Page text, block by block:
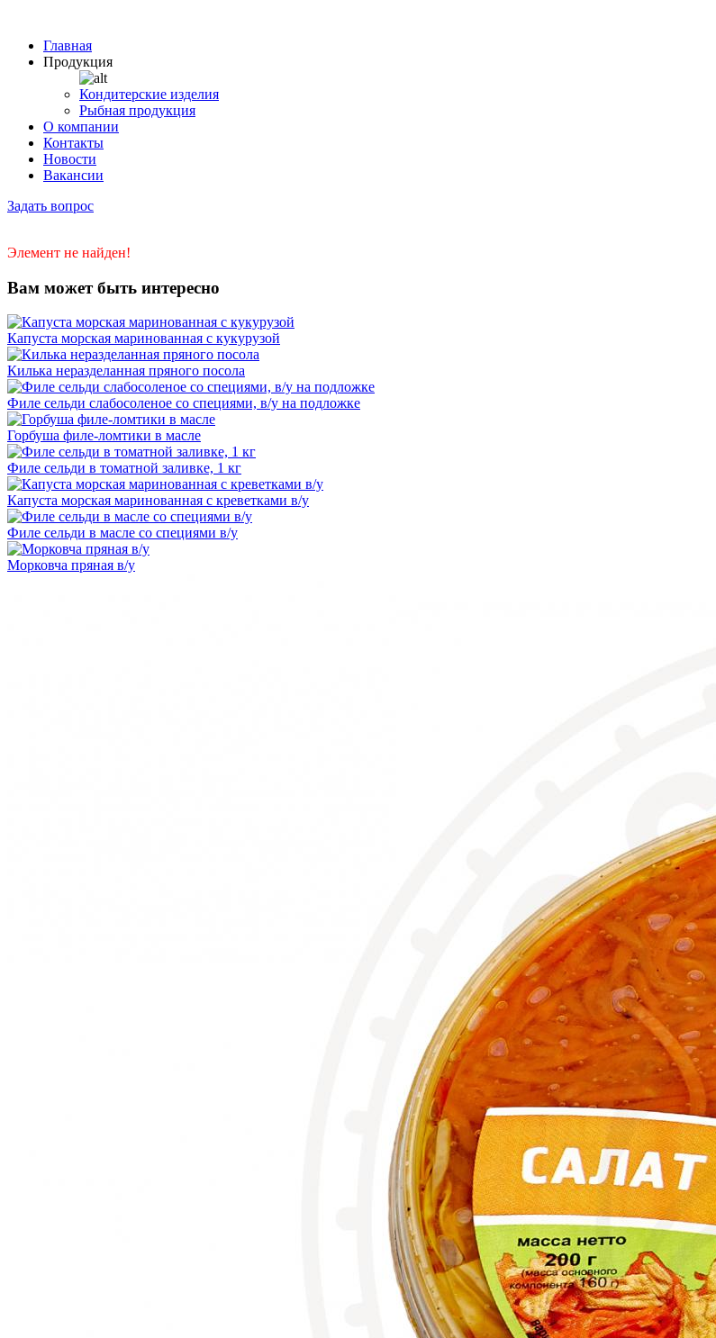
Главная
Продукция
Кондитерские изделия
Рыбная продукция
О компании
Контакты
Новости
Вакансии
Задать вопрос
Элемент не найден!
Вам может быть интересно
Капуста морская маринованная с кукурузой
Килька неразделанная пряного посола
Филе сельди слабосоленое со специями, в/у на подложке
Горбуша филе-ломтики в масле
Филе сельди в томатной заливке, 1 кг
Капуста морская маринованная с креветками в/у
Филе сельди в масле со специями в/у
Морковча пряная в/у